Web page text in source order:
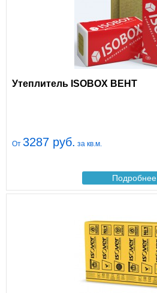
Утеплитель ISOBOX ВЕНТ
От 3287 руб. за кв.м.
Подробнее